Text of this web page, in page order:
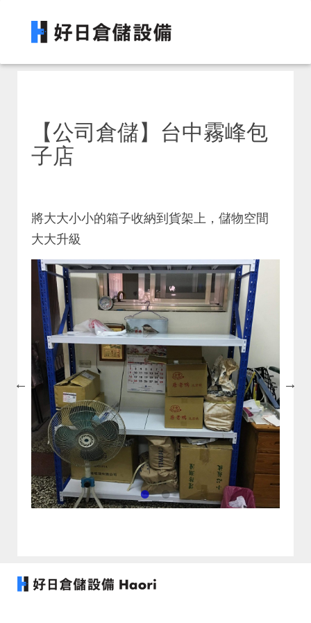
【公司倉儲】台中霧峰包
子店
將大大小小的箱子收納到貨架上，儲物空間
大大升級